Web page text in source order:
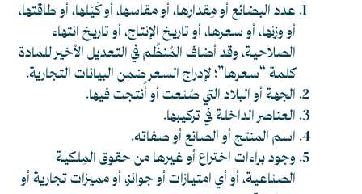
عدد البضائع أو مِقدارها، أو مقاسها، أو كَيْلها، أو طاقتها،
أو وزنها، أو سعرها، أو تاريخ الإنتاج، أو تاريخ انتهاء
الصلاحية، وقد أضاف المُنظِّم في التعديل الأخير للمادة
كلمة “سعرها”؛ لإدراج السعر ضمن البيانات التجارية.
الجهة أو البلاد التي صُنعت أو أُنتجت فيها.
العناصر الداخلة في تركيبها.
اسم المنتج أو الصانع أو صفاته.
وجود براءات اختراع أو غيرها من حقوق المِلكية
الصناعية، أو أي امتيازات أو جوائز، أو مميزات تجارية أو